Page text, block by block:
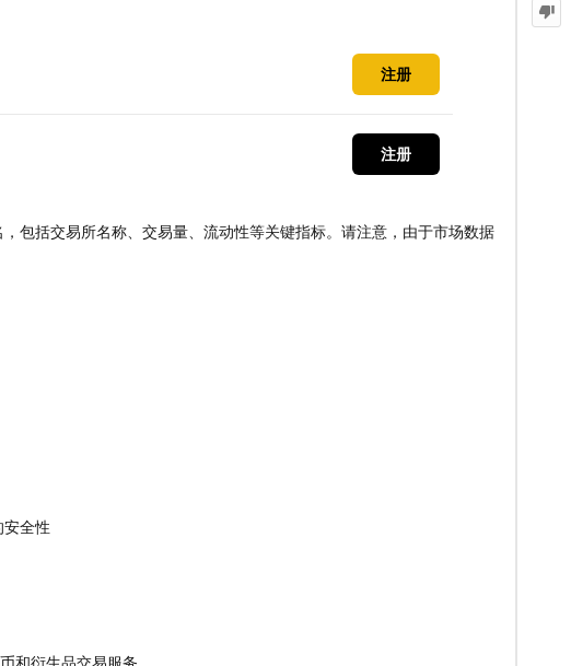
注册
注册
包括交易所名称、交易量、流动性等关键指标。请注意，由于市场数据
全性
和衍生品交易服务